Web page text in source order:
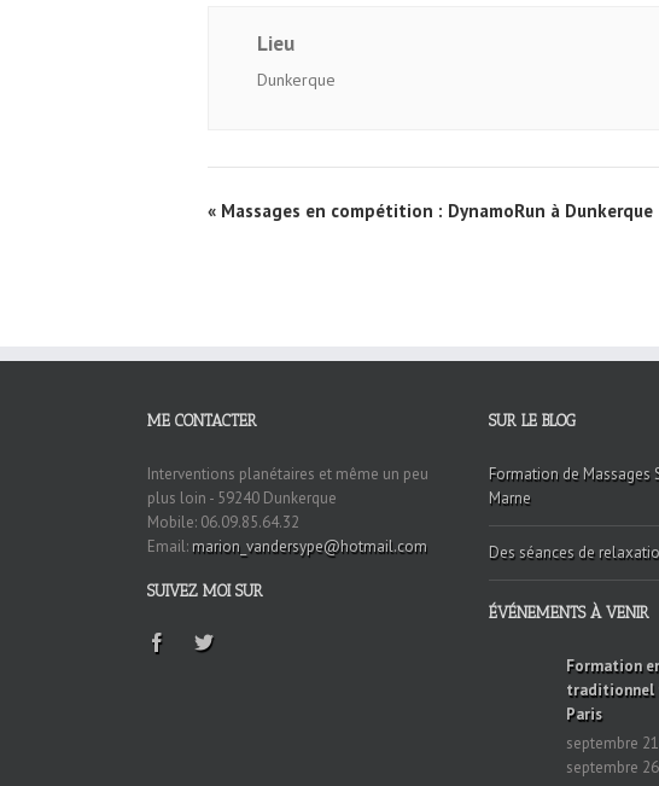
Lieu
Dunkerque
Navigation
« Massages en compétition : DynamoRun à Dunkerque
ME CONTACTER
Interventions planétaires et même un peu
plus loin - 59240 Dunkerque
Mobile: 06.09.85.64.32
Email: marion_vandersype@hotmail.com
SUIVEZ MOI SUR
SUR LE BLOG
Formation de Massages
Marne
Des séances de
ÉVÉNEMENTS À VENIR
Formation
traditionnel
Paris
septembre
septembre